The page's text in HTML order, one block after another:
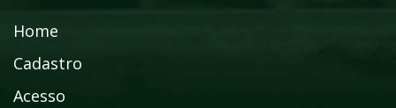
Home
Cadastro
Acesso